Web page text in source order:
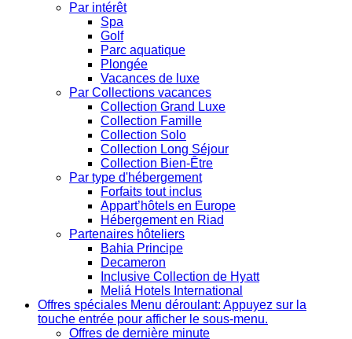
Par intérêt
Spa
Golf
Parc aquatique
Plongée
Vacances de luxe
Par Collections vacances
Collection Grand Luxe
Collection Famille
Collection Solo
Collection Long Séjour
Collection Bien-Être
Par type d'hébergement
Forfaits tout inclus
Appart’hôtels en Europe
Hébergement en Riad
Partenaires hôteliers
Bahia Principe
Decameron
Inclusive Collection de Hyatt
Meliá Hotels International
Offres spéciales Menu déroulant: Appuyez sur la
touche entrée pour afficher le sous-menu.
Offres de dernière minute